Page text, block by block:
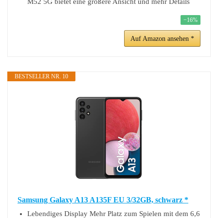
−16%
Auf Amazon ansehen *
BESTSELLER NR. 10
Samsung Galaxy A13 A135F EU 3/32GB, schwarz *
Lebendiges Display Mehr Platz zum Spielen mit dem 6,6